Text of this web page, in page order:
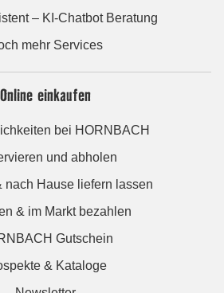
– KI-Chatbot Beratung
mehr Services
Online einkaufen
bei HORNBACH
und abholen
nach Hause liefern lassen
& im Markt bezahlen
Gutschein
& Kataloge